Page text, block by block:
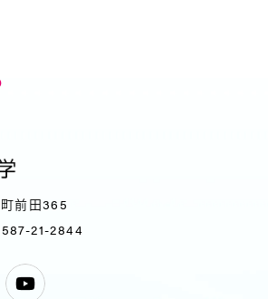
前田365
21-2844